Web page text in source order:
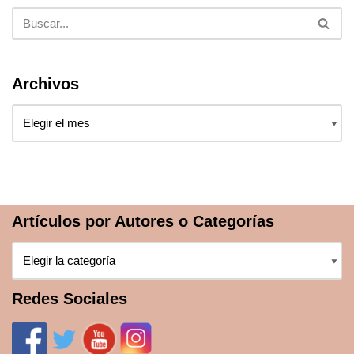
Archivos
Artículos por Autores o Categorías
Redes Sociales